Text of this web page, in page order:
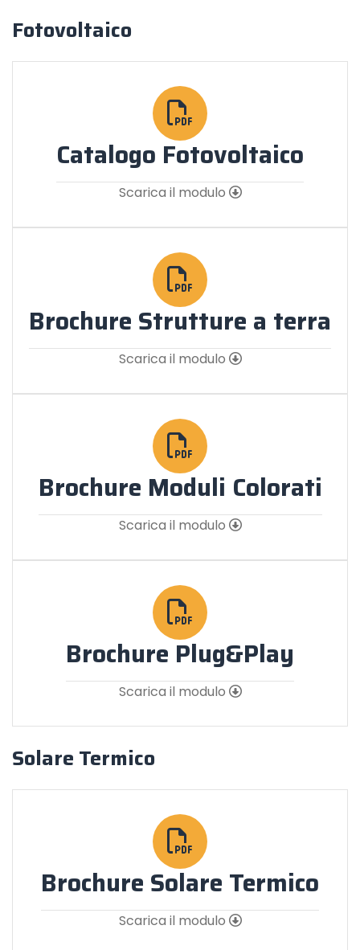
Fotovoltaico
Catalogo Fotovoltaico
Scarica il modulo
Brochure Strutture a terra
Scarica il modulo
Brochure Moduli Colorati
Scarica il modulo
Brochure Plug&Play
Scarica il modulo
Solare Termico
Brochure Solare Termico
Scarica il modulo